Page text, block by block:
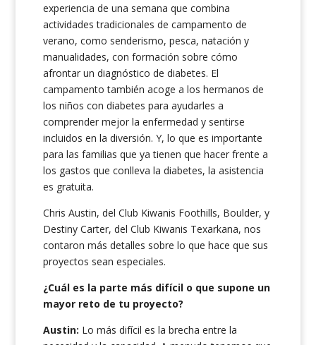
experiencia de una semana que combina
actividades tradicionales de campamento de
verano, como senderismo, pesca, natación y
manualidades, con formación sobre cómo
afrontar un diagnóstico de diabetes. El
campamento también acoge a los hermanos de
los niños con diabetes para ayudarles a
comprender mejor la enfermedad y sentirse
incluidos en la diversión. Y, lo que es importante
para las familias que ya tienen que hacer frente a
los gastos que conlleva la diabetes, la asistencia
es gratuita.
Chris Austin, del Club Kiwanis Foothills, Boulder, y
Destiny Carter, del Club Kiwanis Texarkana, nos
contaron más detalles sobre lo que hace que sus
proyectos sean especiales.
¿Cuál es la parte más difícil o que supone un
mayor reto de tu proyecto?
Austin: Lo más difícil es la brecha entre la